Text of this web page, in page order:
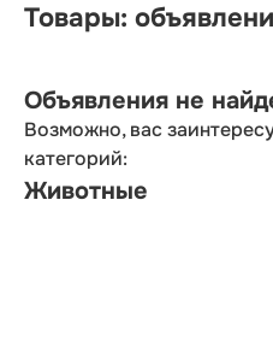
Товары:
Объявления не
Возможно, вас
категорий:
Животные